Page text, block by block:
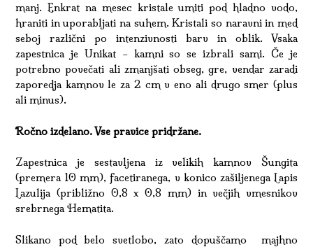
manj. Enkrat na mesec kristale umiti pod hladno vodo,
hraniti in uporabljati na suhem. Kristali so naravni in med
seboj različni po intenzivnosti barv in oblik. Vsaka
zapestnica je Unikat – kamni so se izbrali sami. Če je
potrebno povečati ali zmanjšati obseg, gre, vendar zaradi
zaporedja kamnov le za 2 cm v eno ali drugo smer (plus
ali minus).
Ročno izdelano. Vse pravice pridržane.
Zapestnica je sestavljena iz velikih kamnov Šungita
(premera 10 mm), facetiranega, v konico zašiljenega Lapis
Lazulija (približno 0,8 x 0,8 mm) in večjih vmesnikov
srebrnega Hematita.
Slikano pod belo svetlobo, zato dopuščamo majhno